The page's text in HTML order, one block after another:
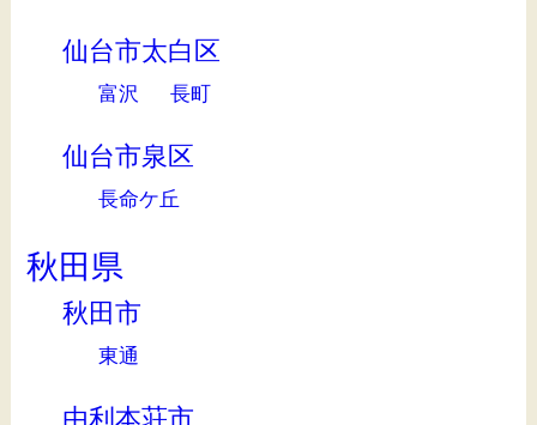
仙台市太白区
富沢 長町
仙台市泉区
長命ケ丘
秋田県
秋田市
東通
由利本荘市